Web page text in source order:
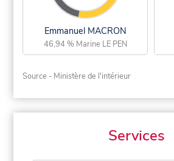
Emmanuel MACRON
46,94 % Marine LE PEN
Source - Ministère de l'intérieur
Services